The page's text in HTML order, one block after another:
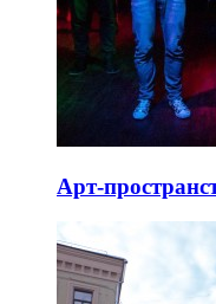
Арт-